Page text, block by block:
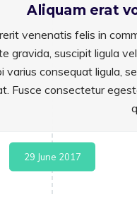
Aliquam erat
venenatis felis in
gravida, suscipit ligula
varius consequat ligula,
Fusce consectetur
29 June 2017